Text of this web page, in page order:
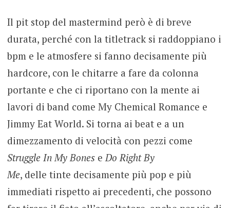
Il pit stop del mastermind però è di breve
durata, perché con la titletrack si raddoppiano i
bpm e le atmosfere si fanno decisamente più
hardcore, con le chitarre a fare da colonna
portante e che ci riportano con la mente ai
lavori di band come My Chemical Romance e
Jimmy Eat World. Si torna ai beat e a un
dimezzamento di velocità con pezzi come
Struggle In My Bones eDo Right By
Me, delle tinte decisamente più pop e più
immediati rispetto ai precedenti, che possono